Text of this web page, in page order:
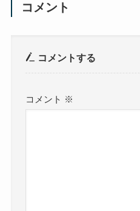
コメント
コメントする
コメント ※